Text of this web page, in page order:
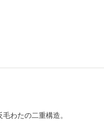
わたの二重構造。